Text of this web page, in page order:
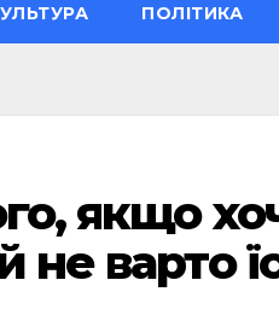
ПОЛІТИКА
якщо
не варто